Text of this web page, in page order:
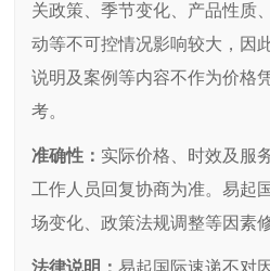
关政策、季节变化、产品性质
动等不可控情况影响较大，因
说明及案例等内容不作为价格
考。
准确性： 实际价格、时效及服
工作人员回复协商为准。易起
场变化、政策法规调整等因素